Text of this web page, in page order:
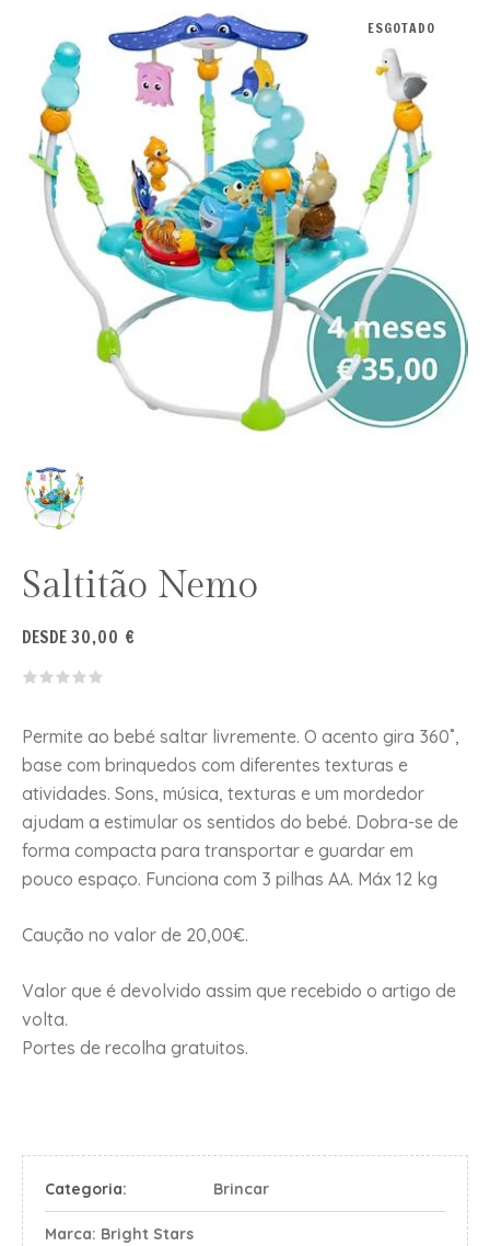
ESGOTADO
Saltitão Nemo
DESDE30,00 €
Permite ao bebé saltar livremente. O acento gira 360˚,
base com brinquedos com diferentes texturas e
atividades. Sons, música, texturas e um mordedor
ajudam a estimular os sentidos do bebé. Dobra-se de
forma compacta para transportar e guardar em
pouco espaço. Funciona com 3 pilhas AA. Máx 12 kg
Caução no valor de 20,00€.
Valor que é devolvido assim que recebido o artigo de
volta.
Portes de recolha gratuitos.
Categoria: Brincar
Marca: Bright Stars